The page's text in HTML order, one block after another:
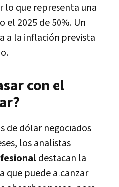
lo que representa una
el 2025 de 50%. Un
a la inflación prevista
con el
de dólar negociados
los analistas
destacan la
que puede alcanzar